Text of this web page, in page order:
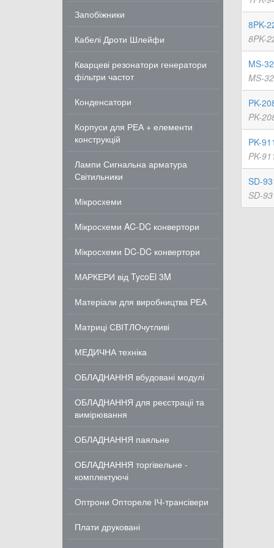
Запобіжники
Кабелі Дроти Шлейфи
Кварцеві резонатори генератори
фільтри частот
Конденсатори
Корпуси для РЕА + елементи
конструкцій
Лампи Сигнальна арматура
Світильники
Мікросхеми
Мікросхеми AC-DC конвертори
Мікросхеми DC-DC конвертори
МАРКЕРИ від TycoEl 3M
Матеріали для виробництва РЕА
Матриці СВІТЛОчутливі
МЕДИЧНА техніка
ОБЛАДНАННЯ вбудовані модулі
ОБЛАДНАННЯ для реєстраціі та
вимірювання
ОБЛАДНАННЯ паяльне
ОБЛАДНАННЯ торгівельне -
комплектуючі
Оптрони Оптореле ІЧ-трансівери
Плати друковані
8PK-
8PK-
MS-
MS-
PK-
PK-
PK-
PK-
SD-
SD-